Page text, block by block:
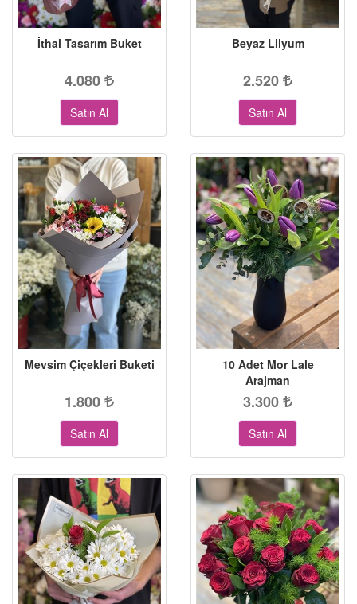
İthal Tasarım Buket
4.080
Satın Al
Beyaz Lilyum
2.520
Satın Al
Mevsim Çiçekleri Buketi
1.800
Satın Al
10 Adet Mor Lale
Arajman
3.300
Satın Al